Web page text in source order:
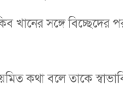
খানের সঙ্গে বিচ্ছেদের
কথা বলে তাকে